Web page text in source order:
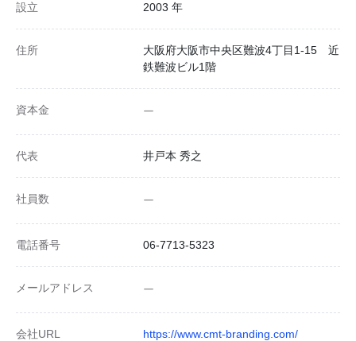
設立 2003 年
住所
大阪府大阪市中央区難波4丁目1-15 近
鉄難波ビル1階
資本金 ー
代表 井戸本 秀之
社員数 ー
電話番号 06-7713-5323
メールアドレス ー
会社URL https://www.cmt-branding.com/